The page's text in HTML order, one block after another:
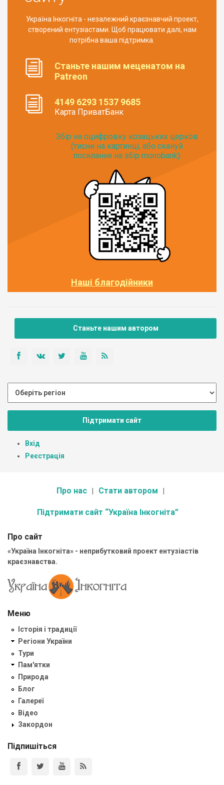
Україна Інкогніта - незалежний краєзнавчий проект,
створений ентузіастами. Щоб працювати далі, нам
потрібна ваша підтримка.
Станьте нашим меценатом на
Patreon
4149 6293 1537 9685
Карта ПриватБанк
Збір на оцифровку козацьких церков
(тисни на картинці, або скануй
посилання на збір monobank):
Наші благодійники
Станьте нашим автором
Підтримати сайт
Вхід
Реєстрація
Про нас Стати автором
Підтримати сайт “Україна Інкогніта”
Про сайт
«Україна Інкогніта» - неприбутковий проект ентузіастів
краєзнавства.
Меню
Історія і традиції
Регіони України
Тури
Пам'ятки
Природа
Блог
Галереї
Відео
Закордон
Підпишіться